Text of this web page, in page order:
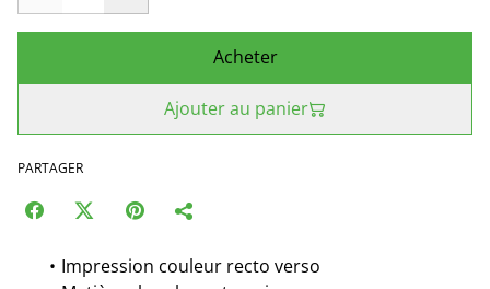
Acheter
Ajouter au panier
PARTAGER
Impression couleur recto verso